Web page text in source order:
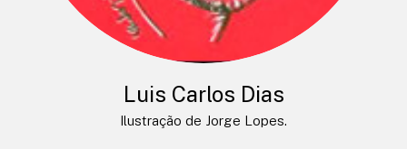
Luis Carlos Dias
Ilustração de Jorge Lopes.